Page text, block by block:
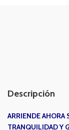
Descripción
ARRIENDE
TRANQUILIDAD Y